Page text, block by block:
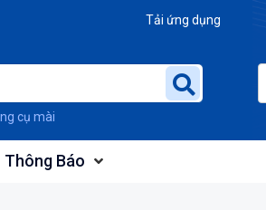
Tải ứng dụng
cụ mài
Thông Báo